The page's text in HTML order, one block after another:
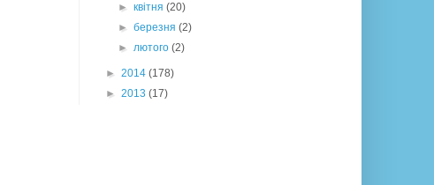
►квітня(20)
►березня(2)
►лютого(2)
► 2014 (178)
► 2013 (17)